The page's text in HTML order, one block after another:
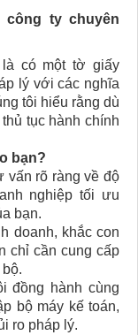
công ty chuyên
là có một tờ giấy
lý với các nghĩa
tôi hiểu rằng dù
tục hành chính
bạn?
vấn rõ ràng về độ
nghiệp tối ưu
bạn.
doanh, khắc con
chỉ cần cung cấp
đồng hành cùng
bộ máy kế toán,
ro pháp lý.